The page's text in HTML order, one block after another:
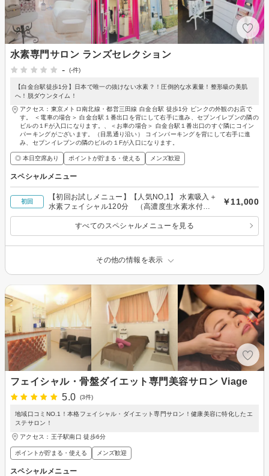
水素専門サロン ランズセレクション
-
(-件)
【白金台駅徒歩1分】日本で唯一の抜けない水素？！圧倒的な水素量！整形級の美肌
へ！脱ダウンタイム！
アクセス：東京メトロ南北線・都営三田線 白金台駅 徒歩1分 ピンクの外観のお店で
す。 ＜電車の場合＞ 白金台駅１番出口を背にして右手に進み、セブンイレブンの隣の
ビルの１Fが入口になります。、＜お車の場合＞ 白金台駅１番出口のすぐ隣にコイン
パーキングがございます。（目黒通り沿い） コインパーキングを背にして右手に進
み、セブンイレブンの隣のビルの１Fが入口になります。
◎ 本日空席あり ポイントが貯まる・使える メンズ歓迎
スペシャルメニュー
初回
【初回お試しメニュー】【人気NO,1】 水素吸入＋
水素フェイシャル120分 （高濃度生水素水付
き）
￥11,000
すべてのスペシャルメニューを見る
その他の情報を表示
フェイシャル・骨盤ダイエット専門美容サロン Viage
5.0
(3件)
地域口コミNO.1！本格フェイシャル・ダイエット専門サロン！健康美容に特化したエ
ステサロン！
アクセス：王子駅南口 徒歩6分
ポイントが貯まる・使える メンズ歓迎
スペシャルメニュー